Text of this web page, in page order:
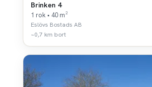
Brinken 4
1 rok • 40 m²
Eslövs Bostads AB
~0,7 km bort